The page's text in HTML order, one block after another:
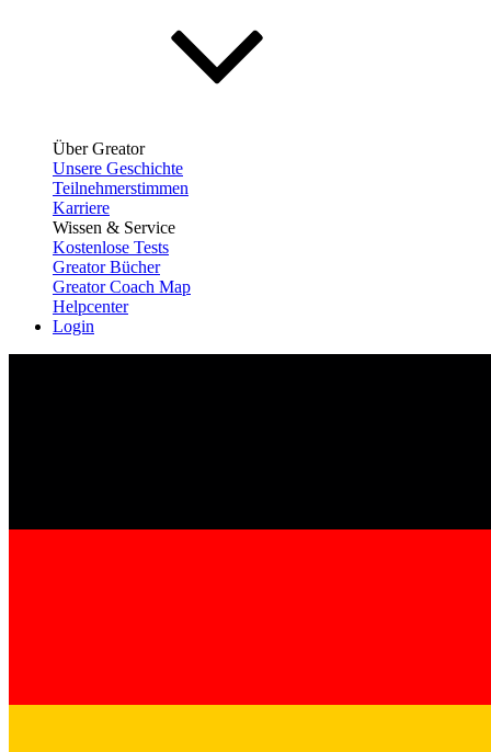
Über Greator
Unsere Geschichte
Teilnehmerstimmen
Karriere
Wissen & Service
Kostenlose Tests
Greator Bücher
Greator Coach Map
Helpcenter
Login